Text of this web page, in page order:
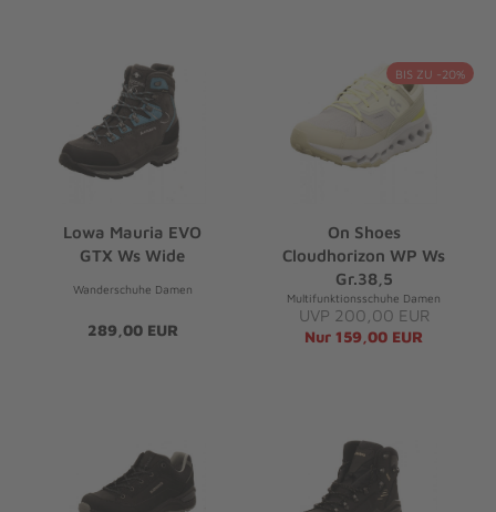
Lowa Mauria EVO
GTX Ws Wide
Wanderschuhe Damen
289,00 EUR
BIS ZU -20%
On Shoes
Cloudhorizon WP Ws
Gr.38,5
Multifunktionsschuhe Damen
UVP 200,00 EUR
Nur 159,00 EUR